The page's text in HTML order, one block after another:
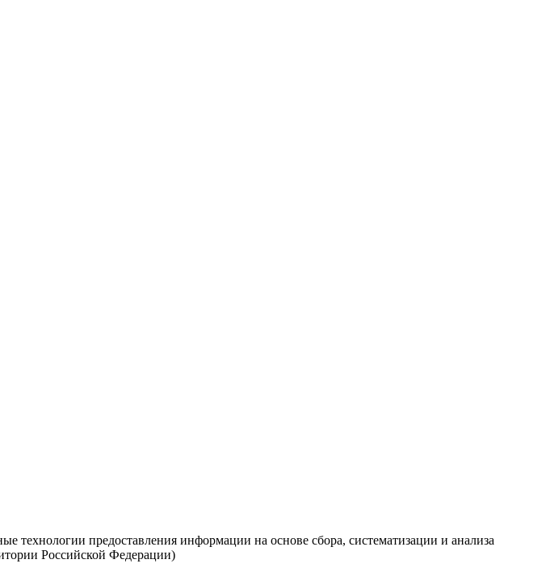
технологии предоставления информации на основе сбора, систематизации и анализа
Российской Федерации)